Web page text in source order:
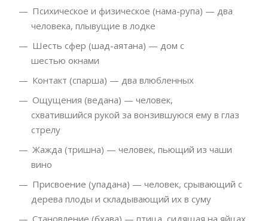
Психическое и физическое (нама-рупа) — два
человека, плывущие в лодке
Шесть сфер (шад-аятана) — дом с
шестью окнами
Контакт (спарша) — два влюбленных
Ощущения (ведана) — человек,
схватившийся рукой за вонзившуюся ему в глаз
стрелу
Жажда (тришна) — человек, пьющий из чаши
вино
Присвоение (упадана) — человек, срывающий с
дерева плоды и складывающий их в суму